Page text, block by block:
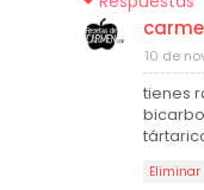
10 de
tienes
Eliminar